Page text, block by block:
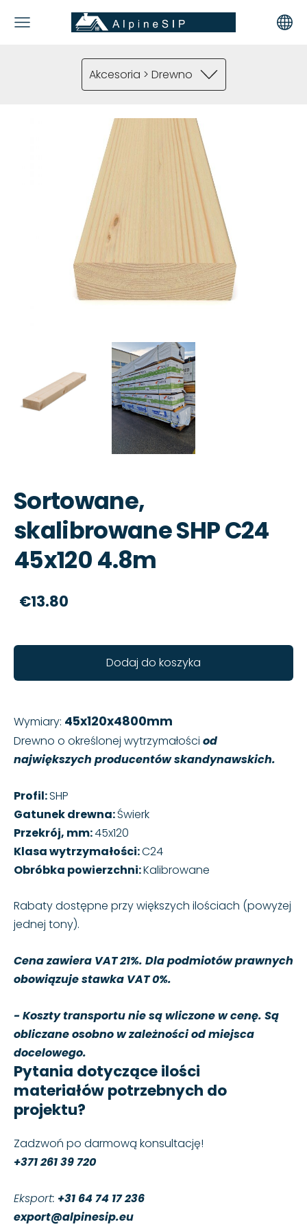
Akcesoria > Drewno
Pytania dotyczące ilości
materiałów potrzebnych do
projektu?
Zadzwoń po darmową konsultację!
+371 261 39 720
Eksport: +31 64 74 17 236
export@alpinesip.eu
Sortowane,
skalibrowane SHP C24
45x120 4.8m
€13.80
Dodaj do koszyka
Wymiary: 45x120x4800mm
Drewno o określonej wytrzymałości od
największych producentów skandynawskich.
Profil:SHP
Gatunek drewna:Świerk
Przekrój, mm:45x120
Klasa wytrzymałości:C24
Obróbka powierzchni:Kalibrowane
Rabaty dostępne przy większych ilościach (powyżej
jednej tony).
Cena zawiera VAT 21%. Dla podmiotów prawnych
obowiązuje stawka VAT 0%.
- Koszty transportu nie są wliczone w cenę. Są
obliczane osobno w zależności od miejsca
docelowego.